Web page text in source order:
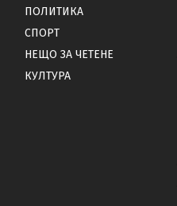
ПОЛИТИКА
СПОРТ
НЕЩО ЗА ЧЕТЕНЕ
КУЛТУРА